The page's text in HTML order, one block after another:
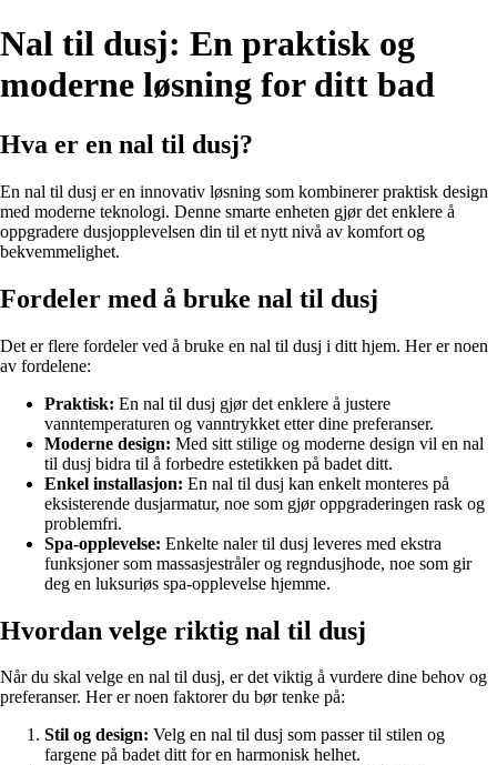
Nal til dusj: En praktisk og
moderne løsning for ditt bad
Hva er en nal til dusj?
En nal til dusj er en innovativ løsning som kombinerer praktisk design
med moderne teknologi. Denne smarte enheten gjør det enklere å
oppgradere dusjopplevelsen din til et nytt nivå av komfort og
bekvemmelighet.
Fordeler med å bruke nal til dusj
Det er flere fordeler ved å bruke en nal til dusj i ditt hjem. Her er noen
av fordelene:
Praktisk: En nal til dusj gjør det enklere å justere
vanntemperaturen og vanntrykket etter dine preferanser.
Moderne design: Med sitt stilige og moderne design vil en nal
til dusj bidra til å forbedre estetikken på badet ditt.
Enkel installasjon: En nal til dusj kan enkelt monteres på
eksisterende dusjarmatur, noe som gjør oppgraderingen rask og
problemfri.
Spa-opplevelse: Enkelte naler til dusj leveres med ekstra
funksjoner som massasjestråler og regndusjhode, noe som gir
deg en luksuriøs spa-opplevelse hjemme.
Hvordan velge riktig nal til dusj
Når du skal velge en nal til dusj, er det viktig å vurdere dine behov og
preferanser. Her er noen faktorer du bør tenke på:
Stil og design: Velg en nal til dusj som passer til stilen og
fargene på badet ditt for en harmonisk helhet.